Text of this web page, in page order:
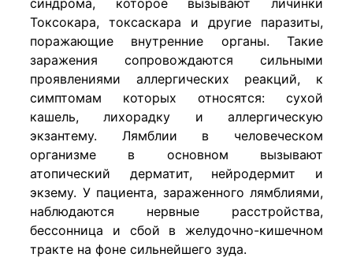
синдрома, которое вызывают личинки
Токсокара, токсаскара и другие паразиты,
поражающие внутренние органы. Такие
заражения сопровождаются сильными
проявлениями аллергических реакций, к
симптомам которых относятся: сухой
кашель, лихорадку и аллергическую
экзантему. Лямблии в человеческом
организме в основном вызывают
атопический дерматит, нейродермит и
экзему. У пациента, зараженного лямблиями,
наблюдаются нервные расстройства,
бессонница и сбой в желудочно-кишечном
тракте на фоне сильнейшего зуда.